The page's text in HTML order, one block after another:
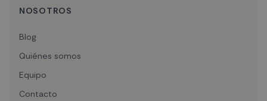
NOSOTROS
Blog
Quiénes somos
Equipo
Contacto